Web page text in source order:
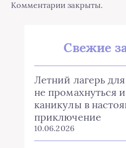
Комментарии закрыты.
Свежие
Летний лагерь
не промахнуться
каникулы в
приключение
10.06.2026